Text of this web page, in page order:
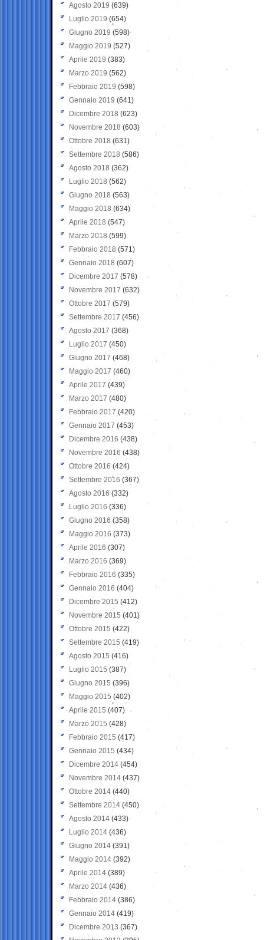
Agosto 2019 (639)
Luglio 2019 (654)
Giugno 2019 (598)
Maggio 2019 (527)
Aprile 2019 (383)
Marzo 2019 (562)
Febbraio 2019 (598)
Gennaio 2019 (641)
Dicembre 2018 (623)
Novembre 2018 (603)
Ottobre 2018 (631)
Settembre 2018 (586)
Agosto 2018 (362)
Luglio 2018 (562)
Giugno 2018 (563)
Maggio 2018 (634)
Aprile 2018 (547)
Marzo 2018 (599)
Febbraio 2018 (571)
Gennaio 2018 (607)
Dicembre 2017 (578)
Novembre 2017 (632)
Ottobre 2017 (579)
Settembre 2017 (456)
Agosto 2017 (368)
Luglio 2017 (450)
Giugno 2017 (468)
Maggio 2017 (460)
Aprile 2017 (439)
Marzo 2017 (480)
Febbraio 2017 (420)
Gennaio 2017 (453)
Dicembre 2016 (438)
Novembre 2016 (438)
Ottobre 2016 (424)
Settembre 2016 (367)
Agosto 2016 (332)
Luglio 2016 (336)
Giugno 2016 (358)
Maggio 2016 (373)
Aprile 2016 (307)
Marzo 2016 (369)
Febbraio 2016 (335)
Gennaio 2016 (404)
Dicembre 2015 (412)
Novembre 2015 (401)
Ottobre 2015 (422)
Settembre 2015 (419)
Agosto 2015 (416)
Luglio 2015 (387)
Giugno 2015 (396)
Maggio 2015 (402)
Aprile 2015 (407)
Marzo 2015 (428)
Febbraio 2015 (417)
Gennaio 2015 (434)
Dicembre 2014 (454)
Novembre 2014 (437)
Ottobre 2014 (440)
Settembre 2014 (450)
Agosto 2014 (433)
Luglio 2014 (436)
Giugno 2014 (391)
Maggio 2014 (392)
Aprile 2014 (389)
Marzo 2014 (436)
Febbraio 2014 (386)
Gennaio 2014 (419)
Dicembre 2013 (367)